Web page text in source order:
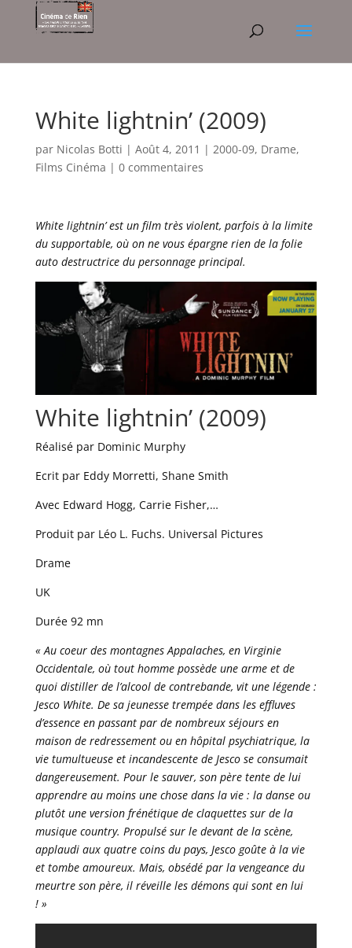
White lightnin’ (2009)
par Nicolas Botti | Août 4, 2011 | 2000-09, Drame,
Films Cinéma | 0 commentaires
White lightnin’ est un film très violent, parfois à la limite
du supportable, où on ne vous épargne rien de la folie
auto destructrice du personnage principal.
White lightnin’ (2009)
Réalisé par Dominic Murphy
Ecrit par Eddy Morretti, Shane Smith
Avec Edward Hogg, Carrie Fisher,…
Produit par Léo L. Fuchs. Universal Pictures
Drame
UK
Durée 92 mn
« Au coeur des montagnes Appalaches, en Virginie
Occidentale, où tout homme possède une arme et de
quoi distiller de l’alcool de contrebande, vit une légende :
Jesco White. De sa jeunesse trempée dans les effluves
d’essence en passant par de nombreux séjours en
maison de redressement ou en hôpital psychiatrique, la
vie tumultueuse et incandescente de Jesco se consumait
dangereusement. Pour le sauver, son père tente de lui
apprendre au moins une chose dans la vie : la danse ou
plutôt une version frénétique de claquettes sur de la
musique country. Propulsé sur le devant de la scène,
applaudi aux quatre coins du pays, Jesco goûte à la vie
et tombe amoureux. Mais, obsédé par la vengeance du
meurtre son père, il réveille les démons qui sont en lui
! »